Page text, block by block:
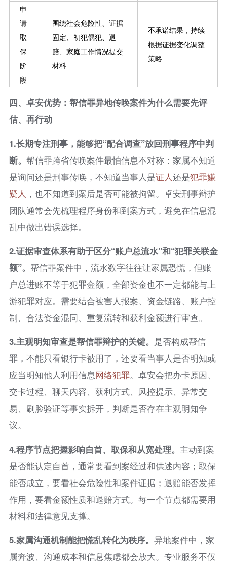
申
请
取
保
阶
段
围绕社会危险性、证据
固定、初犯偶犯、退
赔、家庭工作情况提交
材料
不承诺结果，持续
根据证据变化调整
策略
四、卓安优势：帮信罪异地传唤案件为什么需要先评
估、再行动
1.长期专注刑事，能够把“配合调查”放回刑事程序中判
断。 帮信罪跨省传唤案件最怕信息不对称：家属不知道
是询问还是刑事传唤，不知道当事人是证人还是犯罪嫌
疑人 ，也不知道到案后是否可能被拘留。卓安刑事辩护
团队通常会先梳理程序身份和到案方式，避免在信息混
乱中做出错误选择。
2.证据审查体系有助于区分“账户总流水”和“犯罪关联金
额”。 帮信罪案件中，流水数字往往让家属恐慌，但账
户总进账不等于犯罪金额，全部资金也不一定都能与上
游犯罪对应。需要结合被害人报案、资金链路、账户控
制、合法资金混同、重复流转和获利金额进行审查。
3.主观明知审查是帮信罪辩护的关键。 是否构成帮信
罪，不能只看银行卡被用了，还要看当事人是否明知或
应当明知他人利用信息网络犯罪。卓安会把办卡原因、
交卡过程、聊天内容、获利方式、风控提示、异常交
易、刷脸验证等事实拆开，判断是否存在主观明知争
议。
4.程序节点把握影响自首、取保和从宽处理。 主动到案
是否能认定自首，通常要看到案经过和供述内容；取保
能否成立，要看社会危险性和案件证据；退赔能否发挥
作用，要看金额性质和退赔方式。每一个节点都需要用
材料和法律意见支撑。
5.家属沟通机制能把慌乱转化为秩序。 异地案件中，家
属奔波、沟通成本和信息焦虑都会放大。专业服务不仅